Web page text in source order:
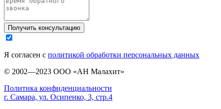
Я согласен с политикой обработки персональных данных
© 2002—2023 ООО «АН Малахит»
Политика конфиденциальности
г. Самара, ул. Осипенко, 3, стр.4